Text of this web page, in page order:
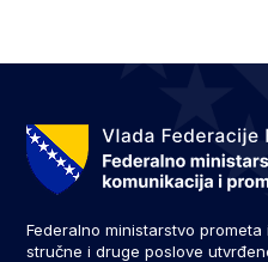
Federalno ministarstvo
stručne i druge poslove